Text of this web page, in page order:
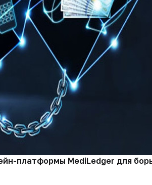
платформы MediLedger для